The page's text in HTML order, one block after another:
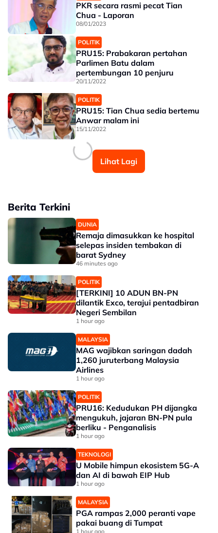
PKR secara rasmi pecat Tian
Chua - Laporan
08/01/2023
POLITIK
PRU15: Prabakaran pertahan
Parlimen Batu dalam
pertembungan 10 penjuru
20/11/2022
POLITIK
PRU15: Tian Chua sedia bertemu
Anwar malam ini
15/11/2022
Lihat Lagi
Berita Terkini
DUNIA
Remaja dimasukkan ke hospital
selepas insiden tembakan di
barat Sydney
46 minutes ago
POLITIK
[TERKINI] 10 ADUN BN-PN
dilantik Exco, terajui pentadbiran
Negeri Sembilan
1 hour ago
MALAYSIA
MAG wajibkan saringan dadah
1,260 juruterbang Malaysia
Airlines
1 hour ago
POLITIK
PRU16: Kedudukan PH dijangka
mengukuh, jajaran BN-PN pula
berliku - Penganalisis
1 hour ago
TEKNOLOGI
U Mobile himpun ekosistem 5G-A
dan AI di bawah EIP Hub
1 hour ago
MALAYSIA
PGA rampas 2,000 peranti vape
pakai buang di Tumpat
1 hour ago